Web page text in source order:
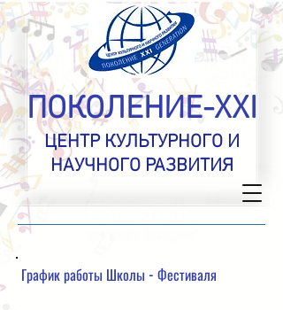
ПОКОЛЕНИЕ-XXI
ЦЕНТР КУЛЬТУРНОГО И
НАУЧНОГО РАЗВИТИЯ
График работы Школы - Фестиваля